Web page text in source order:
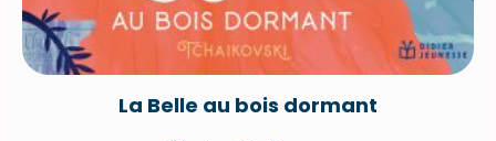
La Belle au bois dormant